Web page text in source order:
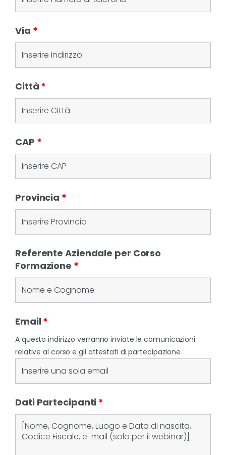
Via *
Città *
CAP *
Provincia *
Referente Aziendale per Corso
Formazione *
Email *
A questo indirizzo verranno inviate le comunicazioni
relative al corso e gli attestati di partecipazione
Dati Partecipanti *